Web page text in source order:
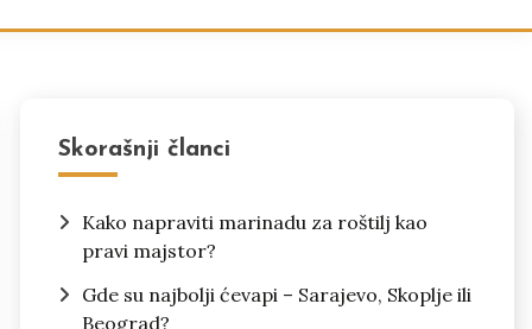
Skorašnji članci
Kako napraviti marinadu za roštilj kao
pravi majstor?
Gde su najbolji ćevapi – Sarajevo, Skoplje ili
Beograd?